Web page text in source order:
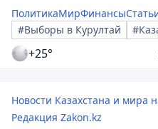
ПолитикаМирФинансы
#Выборы в Курултай
+25°
Новости Казахстана и мира
Редакция Zakon.kz